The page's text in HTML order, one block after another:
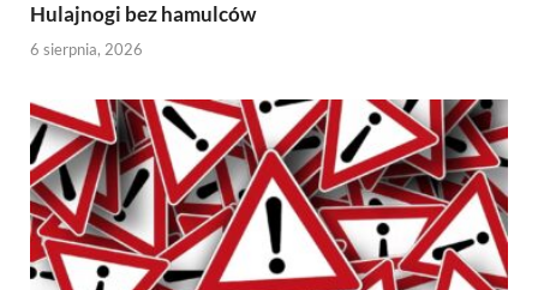
Hulajnogi bez hamulców
6 sierpnia, 2026